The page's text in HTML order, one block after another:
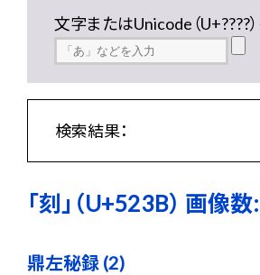
文字またはUnicode（U+????）
検索結果：
「刻」（U+523B） 画像
鼎左秘録 (2)